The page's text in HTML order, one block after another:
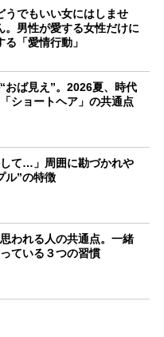
うでもいい女にはしませ
。男性が愛する女性だけに
る「愛情行動」
おば見え”。2026夏、時代
ショートヘア」の共通点
して…」周囲に勘づかれや
ル”の特徴
われる人の共通点。一緒
ている３つの習慣